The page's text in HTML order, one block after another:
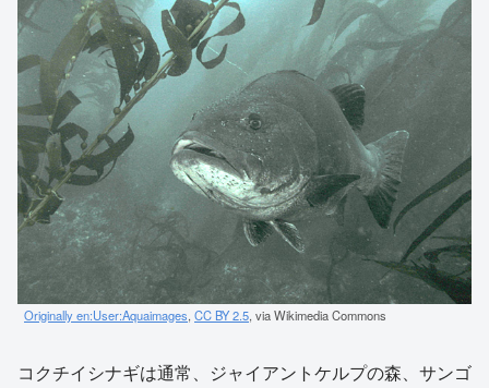
Originally en:User:Aquaimages, CC BY 2.5, via Wikimedia Commons
コクチイシナギは通常、ジャイアントケルプの森、サンゴ